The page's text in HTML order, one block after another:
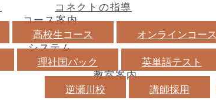
コネクトの指導
コース案内
高校生コース オンラインコース
システム
理社国パック 英単語テスト
教室案内
逆瀬川校
講師採用